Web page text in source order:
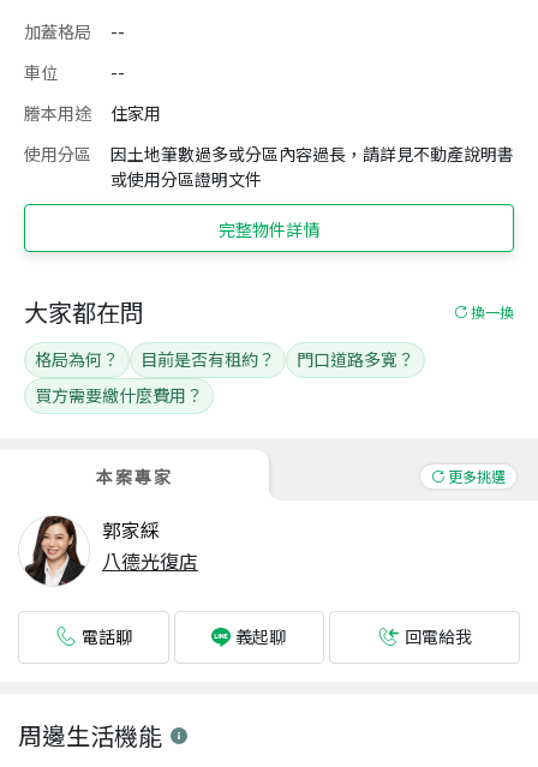
加蓋格局
--
車位
--
謄本用途
住家用
使用分區
因土地筆數過多或分區內容過長，請詳見不動產說明書
或使用分區證明文件
完整物件詳情
本案專家 更多挑選
郭家綵
八德光復店
電話聊 義起聊 回電給我
大家都在問 換一換
格局為何？ 目前是否有租約？
門口道路多寬？
買方需要繳什麼費用？
周邊生活機能